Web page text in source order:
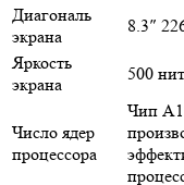
Диагональ
экрана
8.3″
Яркость
экрана
500 нит
Число ядер
процессора
Чип